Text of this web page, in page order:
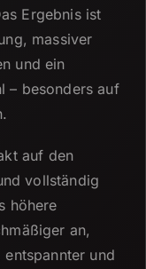
Ergebnis ist
massiver
und ein
– besonders auf
auf den
vollständig
höhere
an,
und